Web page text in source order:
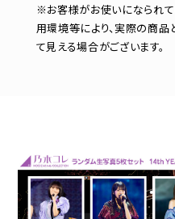
※お客様がお使いになられて
用環境等により、実際の商
て見える場合がございます。